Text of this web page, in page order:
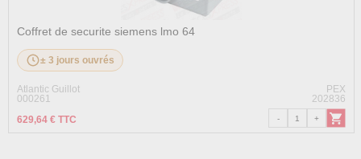
Coffret de securite siemens lmo 64
± 3 jours ouvrés
Atlantic Guillot
PEX
000261
202836
629,64 € TTC